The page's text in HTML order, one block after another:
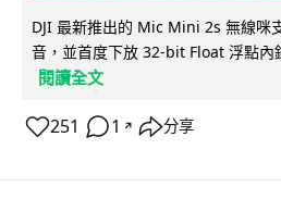
DJI 最新推出的 Mic Mini 2s 無線咪
音，並首度下放 32-bit Float 浮點內
閱讀全文
251 1 ↗ 分享